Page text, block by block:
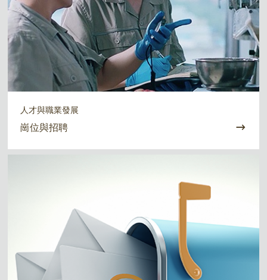
人才與職業發展
崗位與招聘